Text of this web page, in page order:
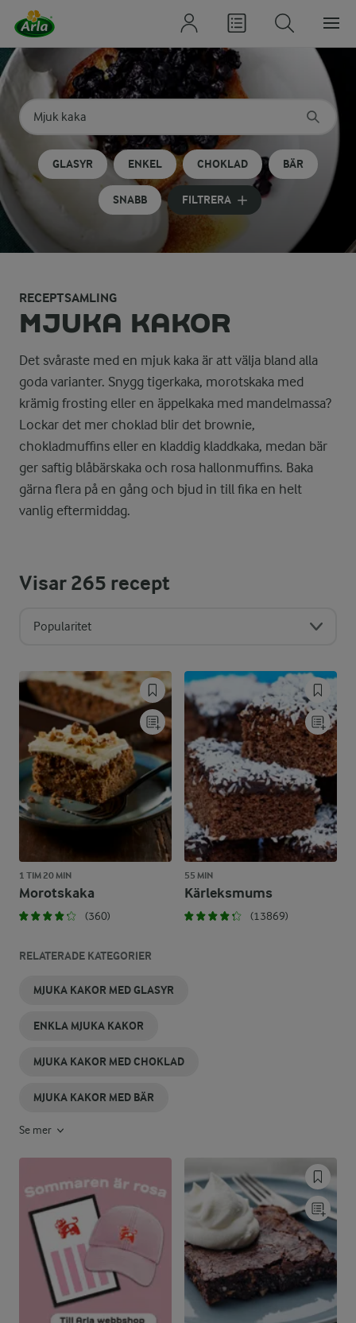
Sök på kategori eller ingrediens
Skriv in sökord för att få förslag
GLASYR ENKEL CHOKLAD BÄR
SNABB FILTRERA
RECEPTSAMLING
MJUKA KAKOR
Det svåraste med en mjuk kaka är att välja bland alla
goda varianter. Snygg tigerkaka, morotskaka med
krämig frosting eller en äppelkaka med mandelmassa?
Lockar det mer choklad blir det brownie,
chokladmuffins eller en kladdig kladdkaka, medan bär
ger saftig blåbärskaka och rosa hallonmuffins. Baka
gärna flera på en gång och bjud in till fika en helt
vanlig eftermiddag.
Visar265 recept
Popularitet
1 TIM 20 MIN
Morotskaka
(360)
55 MIN
Kärleksmums
(13869)
RELATERADE KATEGORIER
MJUKA KAKOR MED GLASYR
ENKLA MJUKA KAKOR
MJUKA KAKOR MED CHOKLAD
MJUKA KAKOR MED BÄR
Se mer